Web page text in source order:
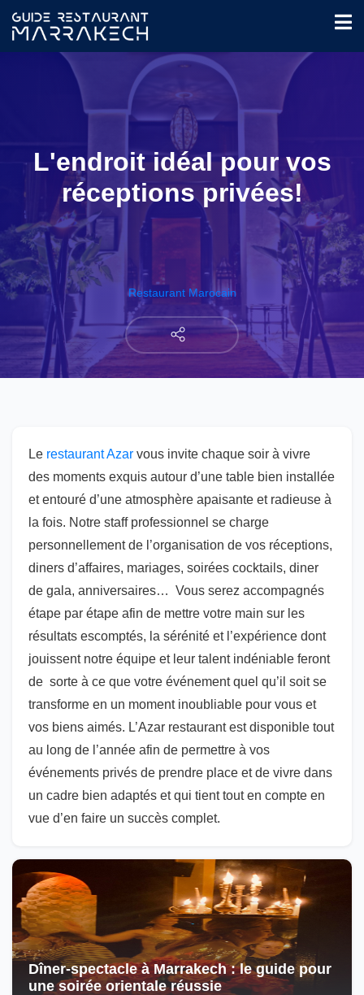
L'endroit idéal pour vos
réceptions privées!
Restaurant Marocain
Le restaurant Azar vous invite chaque soir à vivre
des moments exquis autour d’une table bien installée
et entouré d’une atmosphère apaisante et radieuse à
la fois. Notre staff professionnel se charge
personnellement de l’organisation de vos réceptions,
diners d’affaires, mariages, soirées cocktails, diner
de gala, anniversaires… Vous serez accompagnés
étape par étape afin de mettre votre main sur les
résultats escomptés, la sérénité et l’expérience dont
jouissent notre équipe et leur talent indéniable feront
de sorte à ce que votre événement quel qu’il soit se
transforme en un moment inoubliable pour vous et
vos biens aimés. L’Azar restaurant est disponible tout
au long de l’année afin de permettre à vos
événements privés de prendre place et de vivre dans
un cadre bien adaptés et qui tient tout en compte en
vue d’en faire un succès complet.
Dîner-spectacle à Marrakech : le guide pour
une soirée orientale réussie